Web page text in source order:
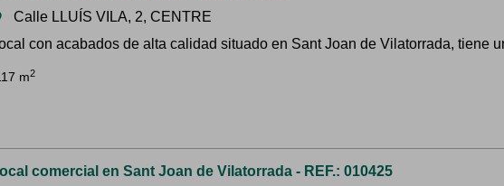
Calle LLUÍS VILA, 2, CENTRE
con acabados de alta calidad situado en Sant Joan de Vilatorrada, tiene
m2
comercial en Sant Joan de Vilatorrada - REF.: 010425